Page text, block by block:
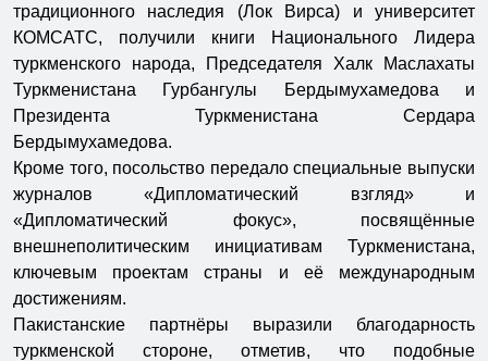
традиционного наследия (Лок Вирса) и университет
КОМСАТС, получили книги Национального Лидера
туркменского народа, Председателя Халк Маслахаты
Туркменистана Гурбангулы Бердымухамедова и
Президента Туркменистана Сердара
Бердымухамедова.
Кроме того, посольство передало специальные выпуски
журналов «Дипломатический взгляд» и
«Дипломатический фокус», посвящённые
внешнеполитическим инициативам Туркменистана,
ключевым проектам страны и её международным
достижениям.
Пакистанские партнёры выразили благодарность
туркменской стороне, отметив, что подобные